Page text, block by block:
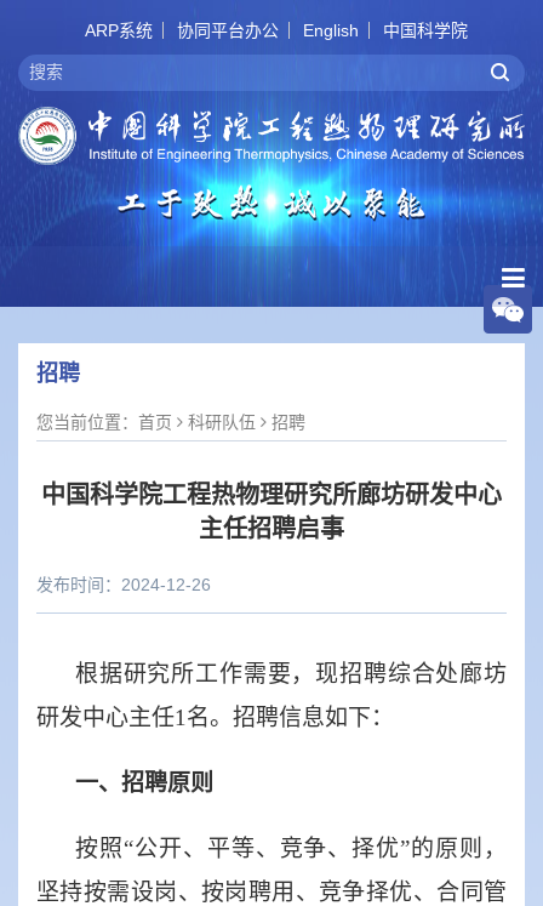
ARP系统 协同平台办公 English 中国科学院
招聘
您当前位置： 首页 科研队伍 招聘
中国科学院工程热物理研究所廊坊研发中心
主任招聘启事
发布时间：2024-12-26
根据研究所工作需要，现招聘综合处廊坊
研发中心主任1 名。招聘信息如下：
一、招聘原则
按照“公开、平等、竞争、择优”的原则，
坚持按需设岗、按岗聘用、竞争择优、合同管